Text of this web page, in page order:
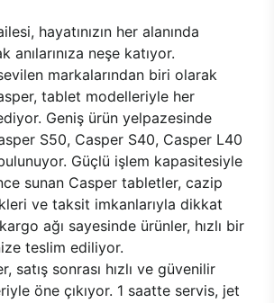
hayatınızın her alanında
anılarınıza neşe katıyor.
markalarından biri olarak
tablet modelleriyle her
Geniş ürün yelpazesinde
S50, Casper S40, Casper L40
Güçlü işlem kapasitesiyle
sunan Casper tabletler, cazip
ve taksit imkanlarıyla dikkat
ağı sayesinde ürünler, hızlı bir
teslim ediliyor.
satış sonrası hızlı ve güvenilir
öne çıkıyor. 1 saatte servis, jet